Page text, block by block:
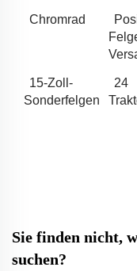
Chromrad
15-Zoll-
Sonderfelgen
24
Sie finden nicht,
suchen?